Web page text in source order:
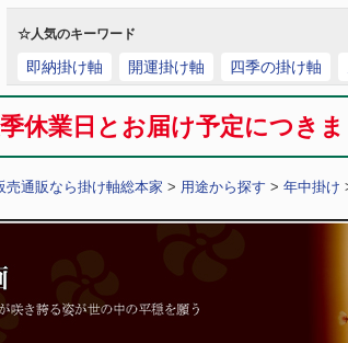
☆人気のキーワード
即納掛け軸 開運掛け軸 四季の掛け軸
季休業日とお届け予定につ
売通販なら掛け軸総本家 > 用途から探す > 年中掛け